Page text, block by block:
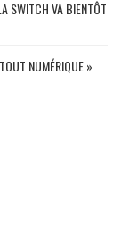
SWITCH VA BIENTÔT
NUMÉRIQUE »